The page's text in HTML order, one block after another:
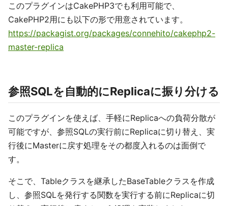
このプラグインはCakePHP3でも利用可能で、
CakePHP2用にも以下の形で用意されています。
https://packagist.org/packages/connehito/cakephp2-
master-replica
参照SQLを自動的にReplicaに振り分ける
このプラグインを使えば、手軽にReplicaへの負荷分散が
可能ですが、参照SQLの実行前にReplicaに切り替え、実
行後にMasterに戻す処理をその都度入れるのは面倒で
す。
そこで、Tableクラスを継承したBaseTableクラスを作成
し、参照SQLを発行する関数を実行する前にReplicaに切